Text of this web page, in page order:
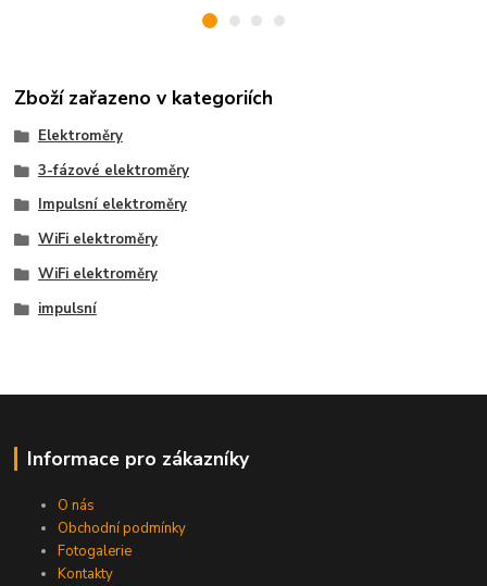
Zboží zařazeno v kategoriích
Elektroměry
3-fázové elektroměry
Impulsní elektroměry
WiFi elektroměry
WiFi elektroměry
impulsní
Informace pro zákazníky
O nás
Obchodní podmínky
Fotogalerie
Kontakty